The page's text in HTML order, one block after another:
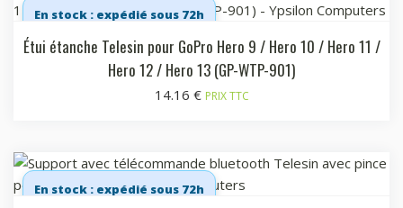
En stock : expédié sous 72h
Étui étanche Telesin pour GoPro Hero 9 / Hero 10 / Hero 11 /
Hero 12 / Hero 13 (GP-WTP-901)
14.16 € PRIX TTC
En stock : expédié sous 72h